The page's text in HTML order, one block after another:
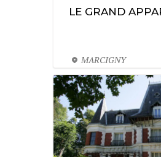
LE GRAND
MARCIGNY